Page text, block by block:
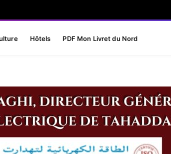
Hôtels PDF Mon Livret du Nord